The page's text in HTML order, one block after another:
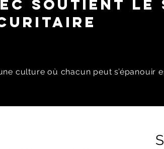
SOUTIENT LE
culture où chacun peut s’épanouir